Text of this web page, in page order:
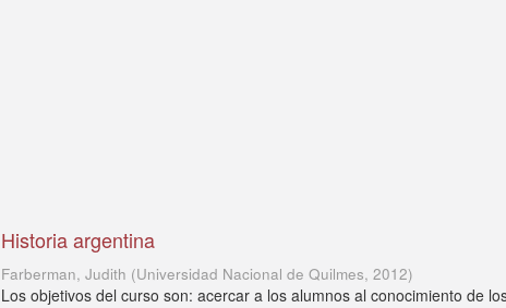
Historia argentina
Farberman, Judith (Universidad Nacional de Quilmes,2012)
Los objetivos del curso son: acercar a los alumnos al conocimiento de